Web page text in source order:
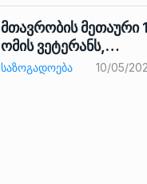
მთავრობის მეთაური
ომის ვეტერანს,…
ᲡᲐᲖᲝᲒᲐᲓᲝᲔᲑᲐ 10/05/